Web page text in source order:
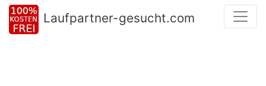
Laufpartner-gesucht.com